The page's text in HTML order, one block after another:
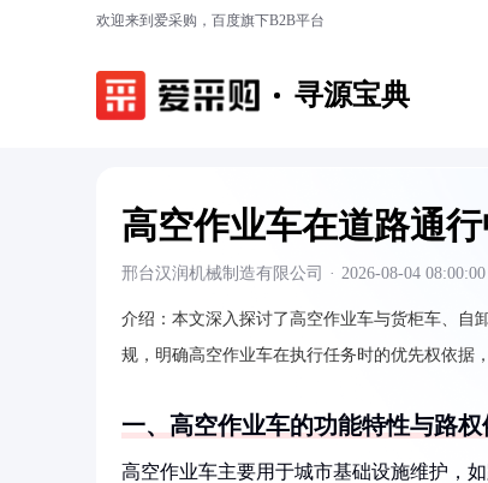
欢迎来到爱采购，百度旗下B2B平台
寻源宝典
高空作业车在道路通
邢台汉润机械制造有限公司 · 2026-08-04 08:00:00
介绍： 本文深入探讨了高空作业车与货柜车、自
规，明确高空作业车在执行任务时的优先权依据
一、高空作业车的功能特性与路权
高空作业车主要用于城市基础设施维护，